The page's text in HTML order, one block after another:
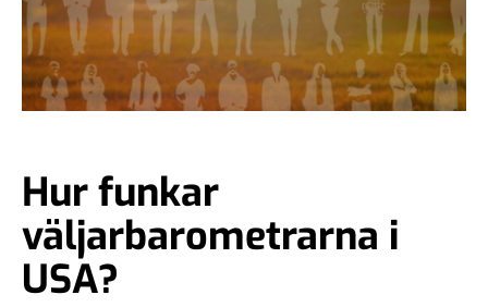
Hur funkar
väljarbarometrarna i
USA?